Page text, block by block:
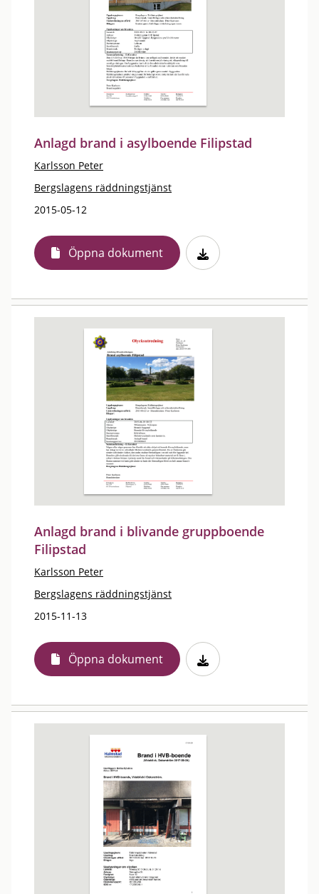
Anlagd brand i asylboende Filipstad
Karlsson Peter
Bergslagens räddningstjänst
2015-05-12
Öppna dokument
Anlagd brand i blivande gruppboende
Filipstad
Karlsson Peter
Bergslagens räddningstjänst
2015-11-13
Öppna dokument